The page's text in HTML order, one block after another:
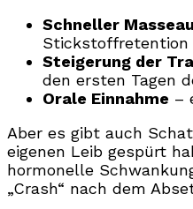
Schneller
Stickstoffretention
Steigerung der
den ersten Tagen
Orale Einnahme –
Aber es gibt auch
eigenen Leib gespürt
hormonelle
„Crash“ nach dem